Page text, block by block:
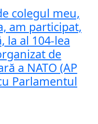
colegul meu,
am participat,
la al 104-lea
de
a NATO (AP
Parlamentul